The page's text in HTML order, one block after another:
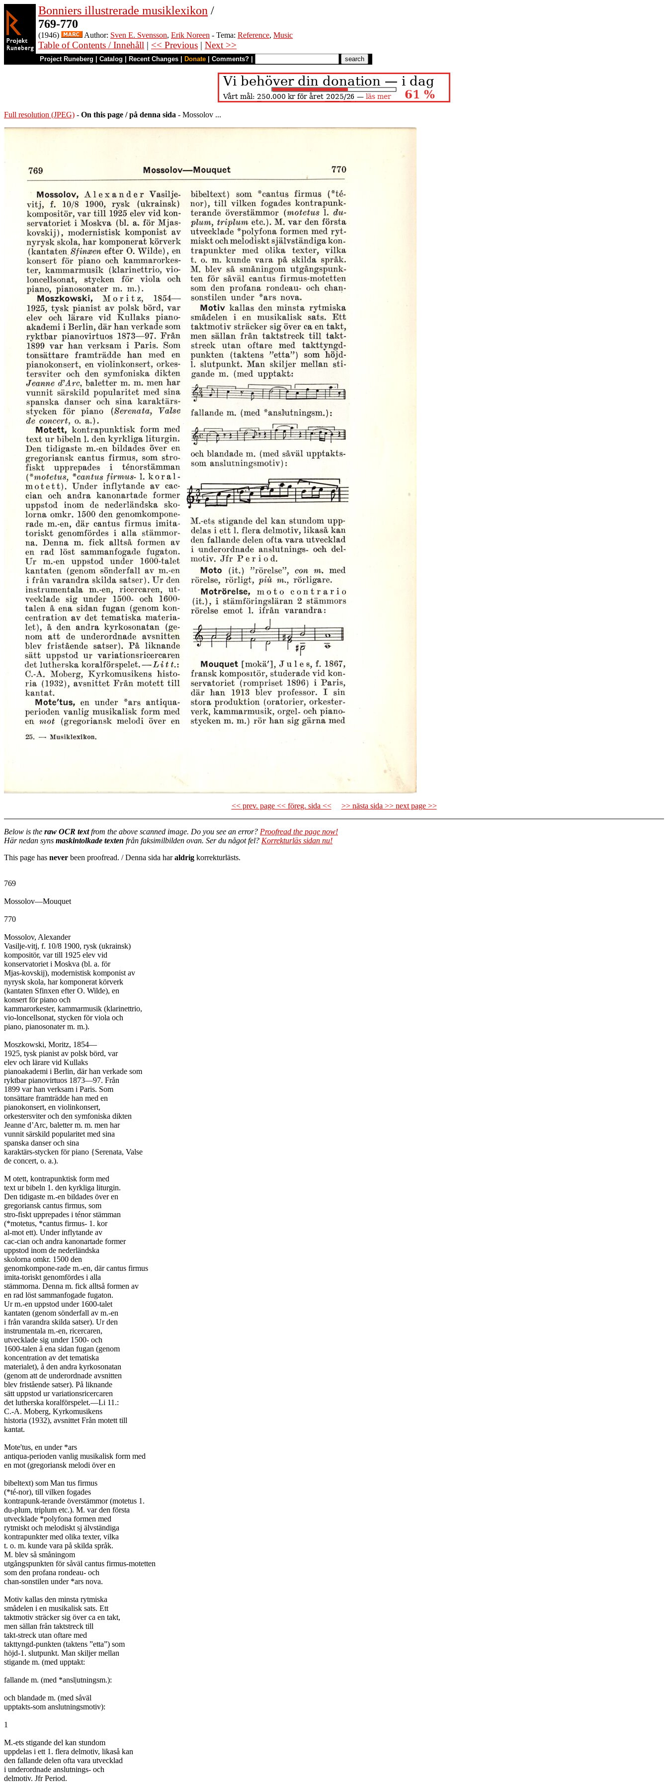
Bonniers illustrerade musiklexikon /
769-770
(1946) Author: Sven E. Svensson, Erik Noreen - Tema: Reference, Music
Table of Contents / Innehåll | << Previous | Next >>
Project Runeberg Catalog Recent Changes Donate Comments?
Full resolution (JPEG) - On this page / på denna sida - Mossolov ...
<< prev. page << föreg. sida << >> nästa sida >> next page >>
Below is the raw OCR textfrom the above scanned image. Do you see an error? Proofread the page now!
Här nedan syns maskintolkade texten från faksimilbilden ovan. Ser du något fel? Korrekturläs sidan nu!
This page has never been proofread. / Denna sida haraldrig korrekturlästs.
769
Mossolov—Mouquet
770
Mossolov, Alexander
Vasilje-vitj, f. 10/8 1900, rysk (ukrainsk)
kompositör, var till 1925 elev vid
konservatoriet i Moskva (bl. a. för
Mjas-kovskij), modernistisk komponist av
nyrysk skola, har komponerat körverk
(kantaten Sfinxen efter O. Wilde), en
konsert för piano och
kammarorkester, kammarmusik (klarinettrio,
vio-loncellsonat, stycken för viola och
piano, pianosonater m. m.).
Moszkowski, Moritz, 1854—
1925, tysk pianist av polsk börd, var
elev och lärare vid Kullaks
pianoakademi i Berlin, där han verkade som
ryktbar pianovirtuos 1873—97. Från
1899 var han verksam i Paris. Som
tonsättare framträdde han med en
pianokonsert, en violinkonsert,
orkestersviter och den symfoniska dikten
Jeanne d’Arc, baletter m. m. men har
vunnit särskild popularitet med sina
spanska danser och sina
karaktärs-stycken för piano {Serenata, Valse
de concert, o. a.).
M otett, kontrapunktisk form med
text ur bibeln 1. den kyrkliga liturgin.
Den tidigaste m.-en bildades över en
gregoriansk cantus firmus, som
stro-fiskt upprepades i ténor stämman
(*motetus, *cantus firmus- 1. kor
al-mot ett). Under inflytande av
cac-cian och andra kanonartade former
uppstod inom de nederländska
skolorna omkr. 1500 den
genomkompone-rade m.-en, där cantus firmus
imita-toriskt genomfördes i alla
stämmorna. Denna m. fick alltså formen av
en rad löst sammanfogade fugaton.
Ur m.-en uppstod under 1600-talet
kantaten (genom sönderfall av m.-en
i från varandra skilda satser). Ur den
instrumentala m.-en, ricercaren,
utvecklade sig under 1500- och
1600-talen å ena sidan fugan (genom
koncentration av det tematiska
materialet), å den andra kyrkosonatan
(genom att de underordnade avsnitten
blev fristående satser). På liknande
sätt uppstod ur variationsricercaren
det lutherska koralförspelet.—Li 11.:
C.-A. Moberg, Kyrkomusikens
historia (1932), avsnittet Från motett till
kantat.
Mote'tus, en under *ars
antiqua-perioden vanlig musikalisk form med
en mot (gregoriansk melodi över en
bibeltext) som Man tus firmus
(*té-nor), till vilken fogades
kontrapunk-terande överstämmor (motetus 1.
du-plum, triplum etc.). M. var den första
utvecklade *polyfona formen med
rytmiskt och melodiskt sj älvständiga
kontrapunkter med olika texter, vilka
t. o. m. kunde vara på skilda språk.
M. blev så småningom
utgångspunkten för såväl cantus firmus-motetten
som den profana rondeau- och
chan-sonstilen under *ars nova.
Motiv kallas den minsta rytmiska
smådelen i en musikalisk sats. Ett
taktmotiv sträcker sig över ca en takt,
men sällan från taktstreck till
takt-streck utan oftare med
takttyngd-punkten (taktens ”etta”) som
höjd-1. slutpunkt. Man skiljer mellan
stigande m. (med upptakt:
fallande m. (med *ansl|utningsm.):
och blandade m. (med såväl
upptakts-som anslutningsmotiv):
1
M.-ets stigande del kan stundom
uppdelas i ett 1. flera delmotiv, likaså kan
den fallande delen ofta vara utvecklad
i underordnade anslutnings- och
delmotiv. Jfr Period.